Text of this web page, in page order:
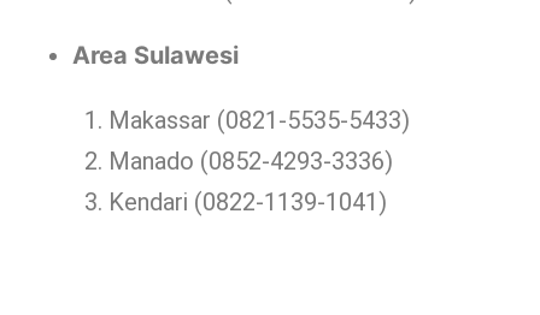
Area Sulawesi
Makassar (0821-5535-5433)
Manado (0852-4293-3336)
Kendari (0822-1139-1041)